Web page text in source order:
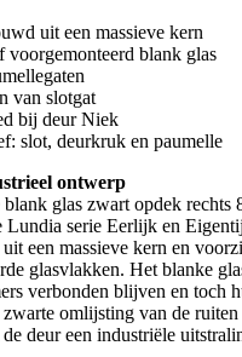
uit een massieve kern
voorgemonteerd blank glas
van slotgat
bij deur Niek
slot, deurkruk en paumelle
ontwerp
glas zwart opdek rechts
Lundia serie Eerlijk en
een massieve kern en
glasvlakken. Het blanke
verbonden blijven en toch
omlijsting van de
deur een industriële